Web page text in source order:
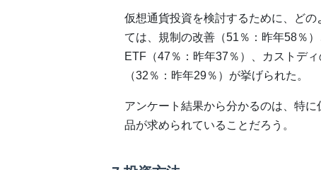
仮想通貨投資を検討するために、ど
ては、規制の改善（51％：昨年58％
ETF（47％：昨年37％）、カストデ
（32％：昨年29％）が挙げられた。
アンケート結果から分かるのは、特
品が求められていることだろう。